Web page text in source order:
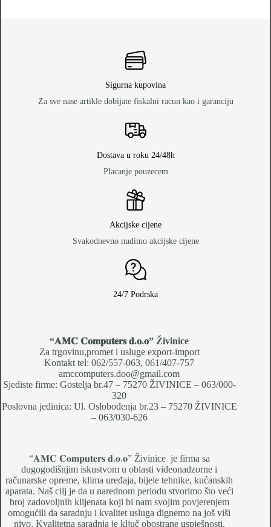
Sigurna kupovina
Za sve nase artikle dobijate fiskalni racun kao i garanciju
Dostava u roku 24/48h
Placanje pouzecem
Akcijske cijene
Svakodnevno nudimo akcijske cijene
24/7 Podrska
“𝐀𝐌𝐂 𝐂𝐨𝐦𝐩𝐮𝐭𝐞𝐫𝐬 𝐝.𝐨.𝐨” Živinice
Za trgovinu,promet i usluge export-import
Kontakt tel: 062/557-063, 061/407-757
amccomputers.doo@gmail.com
Sjediste firme: Gostelja br.47 – 75270 ŽIVINICE – 063/000-
320
Poslovna jedinica: Ul. Oslobođenja br.23 – 75270 ŽIVINICE
– 063/030-626
“𝐀𝐌𝐂 𝐂𝐨𝐦𝐩𝐮𝐭𝐞𝐫𝐬 𝐝.𝐨.𝐨” Živinice je firma sa
dugogodišnjim iskustvom u oblasti videonadzorne i
računarske opreme, klima uređaja, bijele tehnike, kućanskih
aparata. Naš cilj je da u narednom periodu stvorimo što veći
broj zadovoljnih klijenata koji bi nam svojim povjerenjem
omogućili da saradnju i kvalitet usluga dignemo na još viši
nivo. Kvalitetna saradnja je ključ obostrane uspješnosti.